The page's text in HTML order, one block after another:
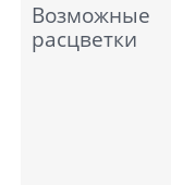
Возможные
расцветки